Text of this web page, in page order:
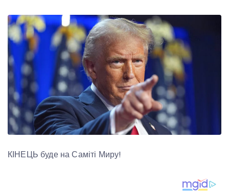
КІНЕЦЬ буде на Саміті Миру!